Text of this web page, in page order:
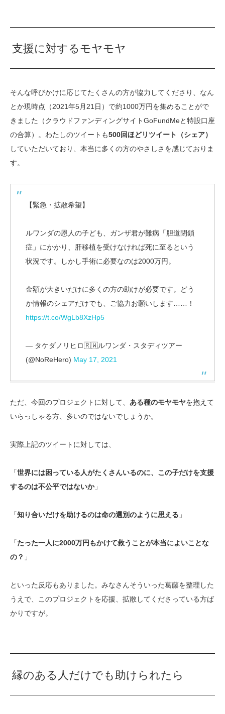
支援に対するモヤモヤ
そんな呼びかけに応じてたくさんの方が協力してくださり、なん
とか現時点（2021年5月21日）で約1000万円を集めることがで
きました（クラウドファンディングサイトGoFundMeと特設口座
の合算）。わたしのツイートも500回ほどリツイート（シェア）
していただいており、本当に多くの方のやさしさを感じておりま
す。
【緊急・拡散希望】
ルワンダの恩人の子ども、ガンザ君が難病「胆道閉鎖
症」にかかり、肝移植を受けなければ死に至るという
状況です。しかし手術に必要なのは2000万円。
金額が大きいだけに多くの方の助けが必要です。どう
か情報のシェアだけでも、ご協力お願いします……！
https://t.co/WgLb8XzHp5
— タケダノリヒロ🇷🇼ルワンダ・スタディツアー
(@NoReHero) May 17, 2021
ただ、今回のプロジェクトに対して、 ある種のモヤモヤを抱えて
いらっしゃる方、多いのではないでしょうか。
実際上記のツイートに対しては、
「世界には困っている人がたくさんいるのに、この子だけを支援
するのは不公平ではないか」
「知り合いだけを助けるのは命の選別のように思える 」
「たった一人に2000万円もかけて救うことが本当によいことな
の？ 」
といった反応もありました。みなさんそういった葛藤を整理した
うえで、このプロジェクトを応援、拡散してくださっている方ば
かりですが。
縁のある人だけでも助けられたら